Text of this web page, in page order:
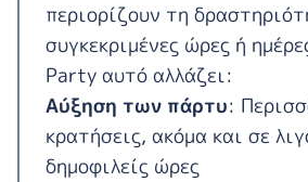
περιορίζουν τη
συγκεκριμένες ώρες ή
Party αυτό αλλάζει:
Αύξηση των πάρτυ:
κρατήσεις, ακόμα και σε
δημοφιλείς ώρες